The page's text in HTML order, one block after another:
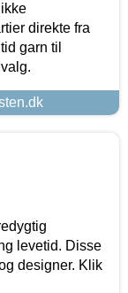
direkte fra
garn til
levetid. Disse
designer. Klik